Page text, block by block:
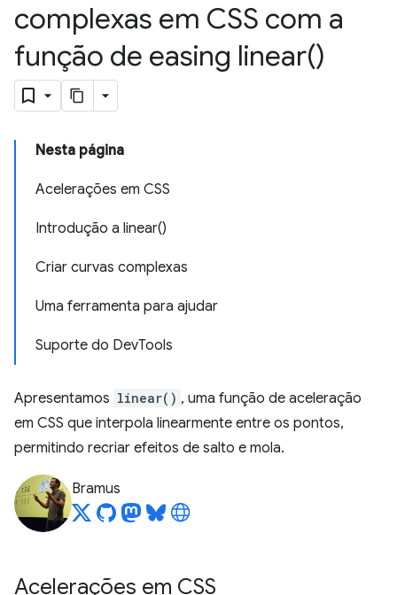
complexas em CSS com a
função de easing linear()
Nesta página
Acelerações em CSS
Introdução a linear()
Criar curvas complexas
Uma ferramenta para ajudar
Suporte do DevTools
Apresentamos linear() , uma função de aceleração
em CSS que interpola linearmente entre os pontos,
permitindo recriar efeitos de salto e mola.
Bramus
Acelerações em CSS